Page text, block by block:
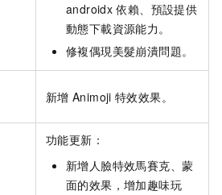
androidx 依賴、預設提供
動態下載資源能力。
修複偶現美髮崩潰問題。
新增 Animoji 特效效果。
功能更新：
新增人臉特效馬賽克、蒙
面的效果，增加趣味玩